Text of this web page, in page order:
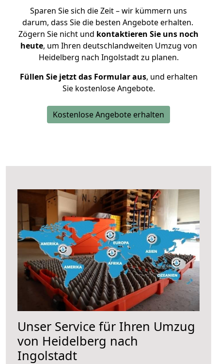
Sparen Sie sich die Zeit – wir kümmern uns
darum, dass Sie die besten Angebote erhalten.
Zögern Sie nicht und kontaktieren Sie uns noch
heute, um Ihren deutschlandweiten Umzug von
Heidelberg nach Ingolstadt zu planen.
Füllen Sie jetzt das Formular aus, und erhalten
Sie kostenlose Angebote.
Kostenlose Angebote erhalten
Unser Service für Ihren Umzug
von Heidelberg nach
Ingolstadt